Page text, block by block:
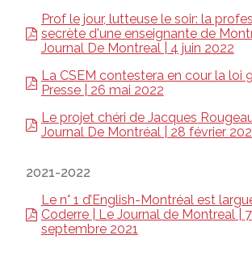
Prof le jour, lutteuse le soir: la
secrète d'une enseignante de
Journal De Montreal | 4 juin 2022
La CSEM contestera en cour la loi
Presse | 26 mai 2022
Le projet chéri de Jacques
Journal De Montréal | 28 février
2021-2022
Le n° 1 d’English-Montréal est
Coderre | Le Journal de Montreal | 7
septembre 2021